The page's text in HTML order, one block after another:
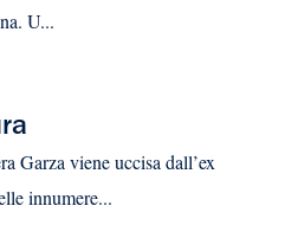
U...
Garza viene uccisa dall’ex
innumere...